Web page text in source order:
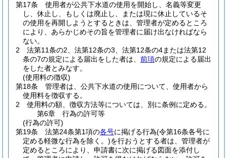
第17条
使用者が公共下水道の使用を開始し、名義等変更
し、休止し、もしくは廃止し、または現に休止しているそ
の使用を再開しようとするときは、管理者が定めるところ
により、あらかじめその旨を管理者に届け出なければなら
ない。
2
法第11条の2、法第12条の3、法第12条の4または法第12
条の7の規定による届出をした者は、 前項の規定による届出
をした者とみなす。
(使用料の徴収)
第18条
管理者は、公共下水道の使用について、使用者から
使用料を徴収する。
2
使用料の額、徴収方法等については、別に条例に定める。
第6章
行為の許可等
(行為の許可)
第19条
法第24条第1項の各号に掲げる行為(令第16条各号に
定める軽微な行為を除く。)を行おうとする者は、管理者が
定めるところにより、申請書に次に掲げる図面を添付し